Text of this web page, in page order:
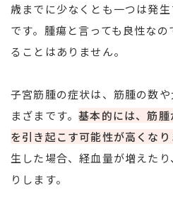
歳までに少なくとも一つは発
です。腫瘍と言っても良性な
ることはありません。
子宮筋腫の症状は、筋腫の数
まざまです。基本的には、筋
を引き起こす可能性が高くな
生した場合、経血量が増えた
りします。